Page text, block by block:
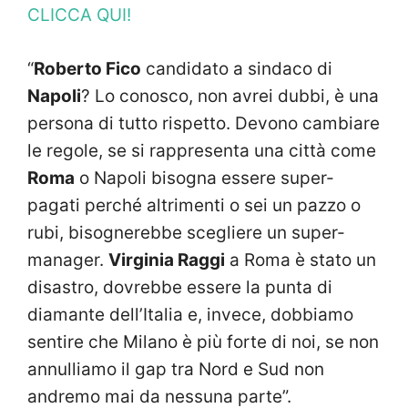
CLICCA QUI!
“Roberto Fico candidato a sindaco di
Napoli? Lo conosco, non avrei dubbi, è una
persona di tutto rispetto. Devono cambiare
le regole, se si rappresenta una città come
Roma o Napoli bisogna essere super-
pagati perché altrimenti o sei un pazzo o
rubi, bisognerebbe scegliere un super-
manager. Virginia Raggi a Roma è stato un
disastro, dovrebbe essere la punta di
diamante dell’Italia e, invece, dobbiamo
sentire che Milano è più forte di noi, se non
annulliamo il gap tra Nord e Sud non
andremo mai da nessuna parte”.